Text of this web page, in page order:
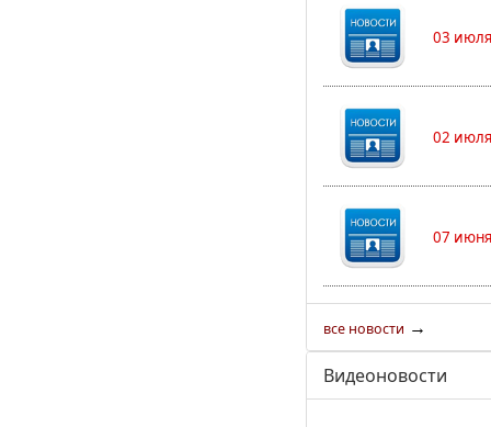
03
02
07
все новости →
Видеоновости